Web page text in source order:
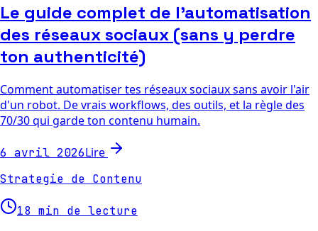
Le guide complet de l'automatisation
des réseaux sociaux (sans y perdre
ton authenticité)
Comment automatiser tes réseaux sociaux sans avoir l'air
d'un robot. De vrais workflows, des outils, et la règle des
70/30 qui garde ton contenu humain.
6 avril 2026Lire
Strategie de Contenu
18 min de lecture